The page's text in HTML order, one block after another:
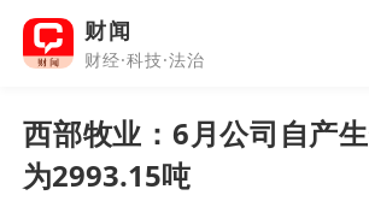
财闻
财经·科技·法治
西部牧业：6月公司自产
为2993.15吨